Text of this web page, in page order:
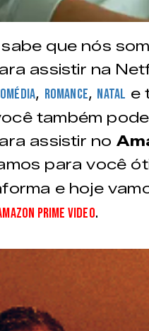
que nós
assistir na
, romance, Natal e
também
assistir no
para você
e hoje
Prime Video.